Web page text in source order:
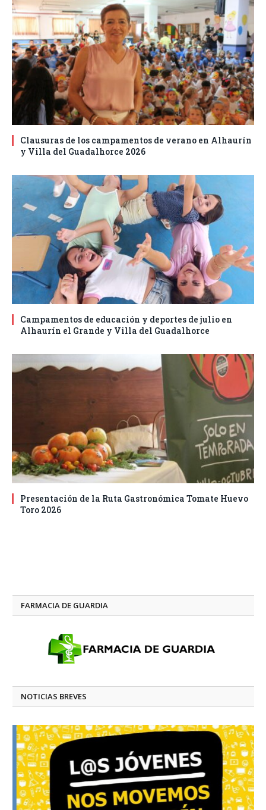
Clausuras de los campamentos de verano en Alhaurín
y Villa del Guadalhorce 2026
Campamentos de educación y deportes de julio en
Alhaurín el Grande y Villa del Guadalhorce
Presentación de la Ruta Gastronómica Tomate Huevo
Toro 2026
FARMACIA DE GUARDIA
NOTICIAS BREVES